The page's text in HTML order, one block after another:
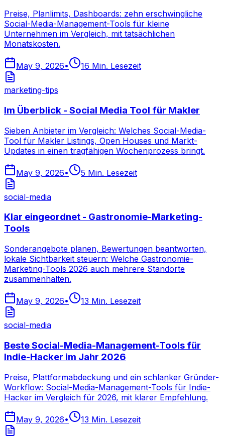
Preise, Planlimits, Dashboards: zehn erschwingliche
Social-Media-Management-Tools für kleine
Unternehmen im Vergleich, mit tatsächlichen
Monatskosten.
May 9, 2026• 16 Min. Lesezeit
marketing-tips
Im Überblick - Social Media Tool für Makler
Sieben Anbieter im Vergleich: Welches Social-Media-
Tool für Makler Listings, Open Houses und Markt-
Updates in einen tragfähigen Wochenprozess bringt.
May 9, 2026• 5 Min. Lesezeit
social-media
Klar eingeordnet - Gastronomie-Marketing-
Tools
Sonderangebote planen, Bewertungen beantworten,
lokale Sichtbarkeit steuern: Welche Gastronomie-
Marketing-Tools 2026 auch mehrere Standorte
zusammenhalten.
May 9, 2026• 13 Min. Lesezeit
social-media
Beste Social-Media-Management-Tools für
Indie-Hacker im Jahr 2026
Preise, Plattformabdeckung und ein schlanker Gründer-
Workflow: Social-Media-Management-Tools für Indie-
Hacker im Vergleich für 2026, mit klarer Empfehlung.
May 9, 2026• 13 Min. Lesezeit